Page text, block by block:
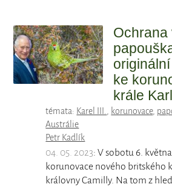
Ochrana
ke
krále
témata: Karel III., korunovace,
Austrálie
Petr Kadlík
04. 05. 2023: V sobotu 6.
korunovace nového britského
královny Camilly. Na tom z